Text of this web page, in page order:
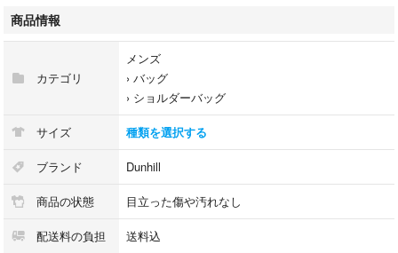
この機会に是非ご購入くださいね♪
使用に伴う、スレ少々、小傷少々、金具小傷少々
がありますがまだまだ長く愛用していただけます。
中古品の為、神経質な方のご購入はご遠慮下さい。
こちらの商品は鑑定済みの正規品になりますので安心してご購入下さい。
◆◇ランク表示の見方◇◆
【N】新古・未使用品
【S】数回使用程度の超美品
【A】多少の傷、汚れがあるが程度良好の美品
商品情報
カテゴリ
メンズ
› バッグ
› ショルダーバッグ
サイズ 種類を選択する
ブランド Dunhill
商品の状態 目立った傷や汚れなし
配送料の負担 送料込